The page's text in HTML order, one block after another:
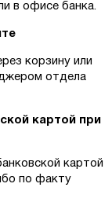
в офисе банка.
корзину или
отдела
картой при
картой
по факту